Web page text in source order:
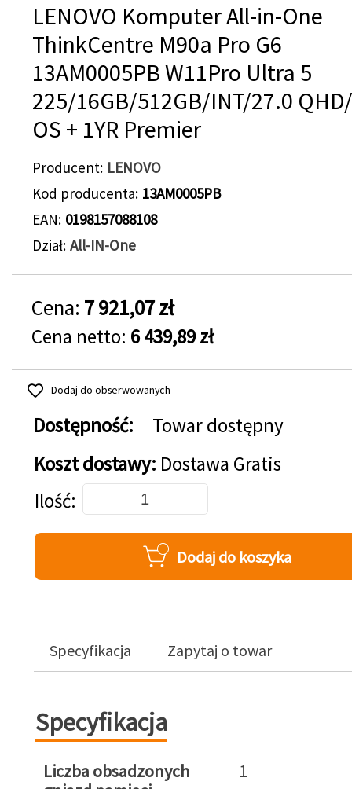
LENOVO Komputer All-in-One
ThinkCentre M90a Pro G6
13AM0005PB W11Pro Ultra 5
225/16GB/512GB/INT/27.0
OS + 1YR Premier
Producent LENOVO
Kod producenta 13AM0005PB
EAN 0198157088108
Dział All-IN-One
Cena: 7 921,07 zł
Cena netto: 6 439,89 zł
Dodaj do obserwowanych
Dostępność:
Towar dostępny
Koszt dostawy: Dostawa Gratis
Dodaj do koszyka
Ilość
Dodaj do koszyka
Specyfikacja Zapytaj o towar
Specyfikacja
Liczba obsadzonych
1